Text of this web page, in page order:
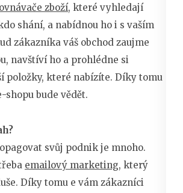
zboží, které vyhledají
shání, a nabídnou ho i s vaším
zákazníka váš obchod zaujme
navštíví ho a prohlédne si
položky, které nabízíte. Díky tomu
shopu bude vědět.
svůj podnik je mnoho.
emailový marketing, který
Díky tomu e vám zákazníci